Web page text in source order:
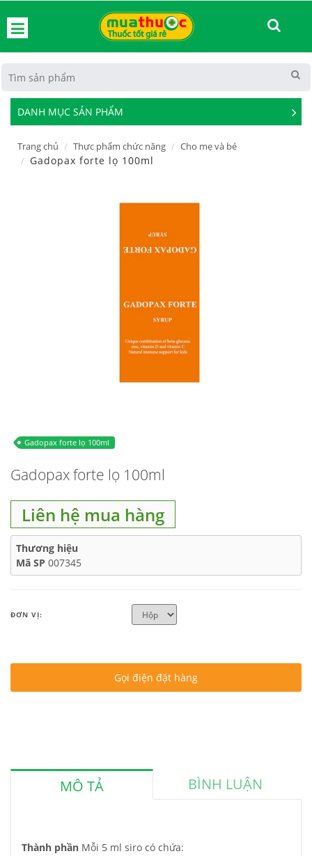
DANH MỤC SẢN PHẨM
See
Trang chủ Thực phẩm chức năng Cho mẹ và bé
Gadopax forte lọ 100ml
Gadopax forte lọ 100ml
Gadopax forte lọ 100ml
Liên hệ mua hàng
Thương hiệu
Mã SP 007345
ĐƠN VỊ:
Gọi điện đặt hàng
MÔ TẢ BÌNH LUẬN
Thành phần Mỗi 5 ml siro có chứa: